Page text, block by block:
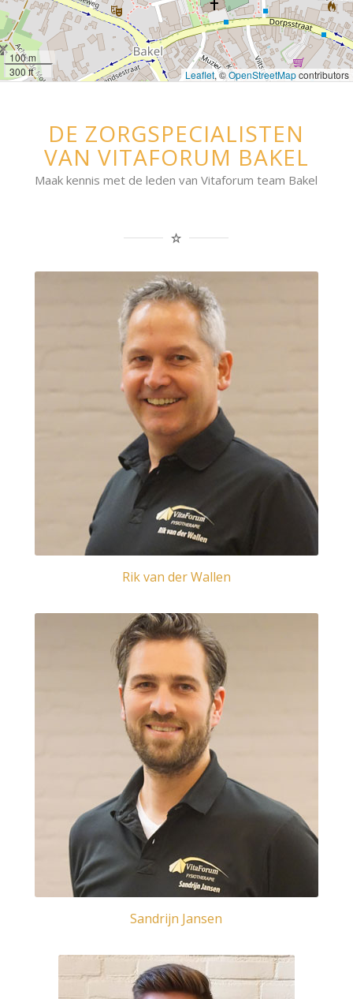
100 m
300 ft
Leaflet, ©OpenStreetMapcontributors
DE ZORGSPECIALISTEN
VAN VITAFORUM BAKEL
Maak kennis met de leden van Vitaforum team Bakel
Rik van der Wallen
Sandrijn Jansen